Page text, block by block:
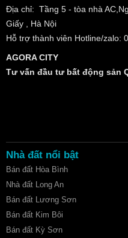
Địa chỉ: Tầng 5 - tòa nhà
Giấy , Hà Nội
Hỗ trợ thành viên Hotline/zalo:
AGORA CITY
Tư vấn đầu tư bất động sản
Nhà đất nổi bật
Bán đất Hòa Bình
Nhà đất Long An
Bán đất Lương Sơn
Bán đất Kim Bôi
Bán đất Kỳ Sơn